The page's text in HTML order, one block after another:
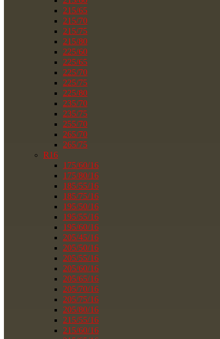
215/65
215/70
215/75
215/80
225/60
225/65
225/70
225/75
225/80
235/70
235/75
255/70
265/70
265/75
R16
175/60/16
175/80/16
185/55/16
185/75/16
195/50/16
195/55/16
195/60/16
205/45/16
205/50/16
205/55/16
205/60/16
205/65/16
205/70/16
205/75/16
205/80/16
215/55/16
215/60/16